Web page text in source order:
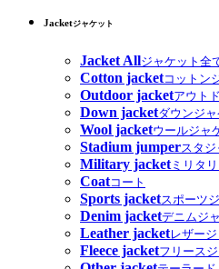
Jacketジャケット
Jacket Allジャケット全
Cotton jacketコットン
Outdoor jacketアウト
Down jacketダウンジャ
Wool jacketウールジャ
Stadium jumperスタジ
Military jacketミリタ
Coatコート
Sports jacketスポーツ
Denim jacketデニムジ
Leather jacketレザージ
Fleece jacketフリース